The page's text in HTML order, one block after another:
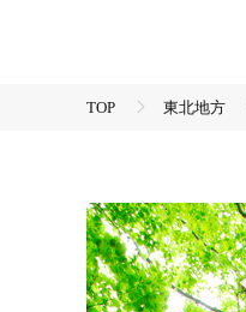
TOP 東北地方